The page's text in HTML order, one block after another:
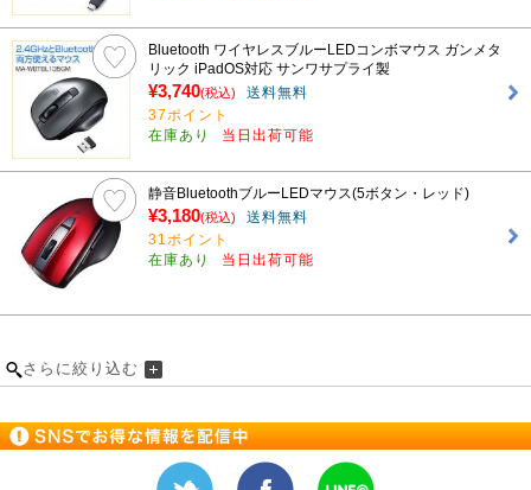
Bluetooth ワイヤレスブルーLEDコンボマウス ガンメタ
リック iPadOS対応 サンワサプライ製
¥3,740(税込)
送料無料
37ポイント
在庫あり
当日出荷可能
静音BluetoothブルーLEDマウス(5ボタン・レッド)
¥3,180(税込)
送料無料
31ポイント
在庫あり
当日出荷可能
さらに絞り込む